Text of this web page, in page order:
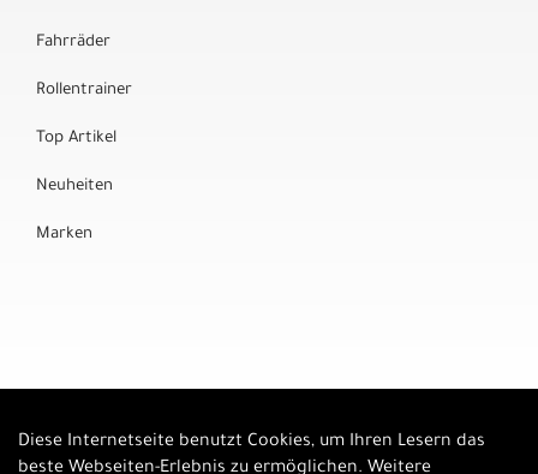
Fahrräder
Rollentrainer
Top Artikel
Neuheiten
Marken
Diese Internetseite benutzt Cookies, um Ihren Lesern das
beste Webseiten-Erlebnis zu ermöglichen. Weitere
Auftrag widerrufen